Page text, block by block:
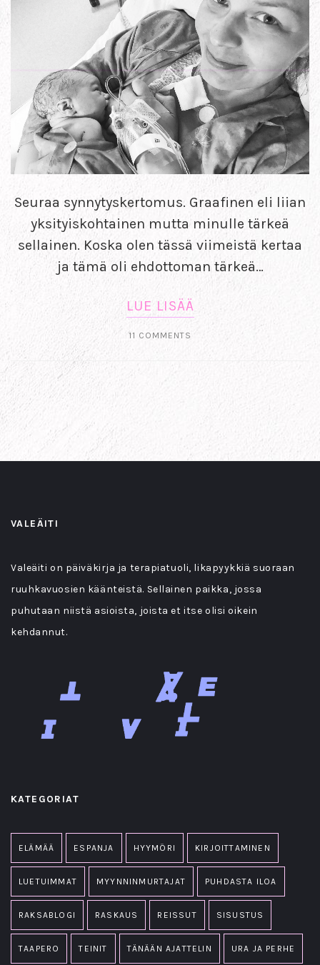
Seuraa synnytyskertomus. Graafinen eli liian
yksityiskohtainen mutta minulle tärkeä
sellainen. Koska olen tässä viimeistä kertaa
ja tämä oli ehdottoman tärkeä…
LUE LISÄÄ
11 COMMENTS
VALEÄITI
Valeäiti on päiväkirja ja terapiatuoli, likapyykkiä suoraan
ruuhkavuosien käänteistä. Sellainen paikka, jossa
puhutaan niistä asioista, joista et itse olisi oikein
kehdannut.
KATEGORIAT
ELÄMÄÄ ESPANJA HYYMÖRI KIRJOITTAMINEN
LUETUIMMAT MYYNNINMURTAJAT PUHDASTA ILOA
RAKSABLOGI RASKAUS REISSUT SISUSTUS
TAAPERO TEINIT TÄNÄÄN AJATTELIN URA JA PERHE